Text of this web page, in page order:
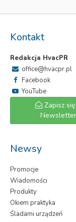
Kontakt
Redakcja HvacPR
office@hvacpr.pl
Facebook
YouTube
Zapisz
Newsy
Promocje
Wiadomości
Produkty
Okiem praktyka
Śladami urządzeń